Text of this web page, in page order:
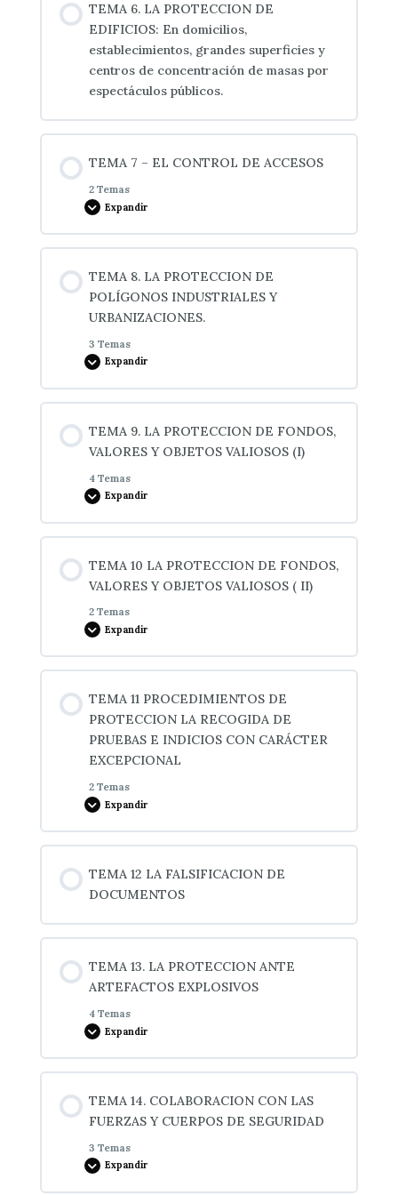
4.4 La protección de pruebas e indicios en un
0% COMPLETADO
5.1 La autoprotección
5.2 Técnicas y procedimientos de autoprotección
personal: en el lugar de trabajo, domicilio, en los
TEMA 6. LA PROTECCION DE
EDIFICIOS: En domicilios,
establecimientos, grandes superficies y
centros de concentración de masas por
espectáculos públicos.
TEMA 7 – EL CONTROL DE ACCESOS
2 Temas
Expandir
0% COMPLETADO 0/2 pasos
1.1 Concepto
2.- PROCEDIMIENTO DE ACTUACION
TEMA 8. LA PROTECCION DE
POLÍGONOS INDUSTRIALES Y
URBANIZACIONES.
3 Temas
Expandir
0% COMPLETADO 0/3 pasos
Introducción
Características de estas zonas
Rondas de vigilancia a pie y en vehículos
TEMA 9. LA PROTECCION DE FONDOS,
VALORES Y OBJETOS VALIOSOS (I)
4 Temas
Expandir
0% COMPLETADO 0/4 pasos
Introducción
El transporte de estos materiales
Medidas de seguridad antes, durante y después
del servicio
TEMA 10 LA PROTECCION DE FONDOS,
VALORES Y OBJETOS VALIOSOS ( II)
2 Temas
Expandir
0% COMPLETADO
Concepto de almacenamiento
TEMA 11 PROCEDIMIENTOS DE
PROTECCION LA RECOGIDA DE
PRUEBAS E INDICIOS CON CARÁCTER
EXCEPCIONAL
2 Temas
Expandir
0% COMPLETADO 0/2 pasos
Normas generales
TEMA 12 LA FALSIFICACION DE
DOCUMENTOS
TEMA 13. LA PROTECCION ANTE
ARTEFACTOS EXPLOSIVOS
4 Temas
Expandir
0% COMPLETADO 0/4 pasos
13.1 Actuación ante amenaza de colocación de un
artefacto explosivo.
TEMA 14. COLABORACION CON LAS
FUERZAS Y CUERPOS DE SEGURIDAD
3 Temas
Expandir